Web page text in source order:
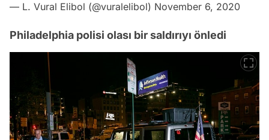
— L. Vural Elibol (@vuralelibol) November 6, 2020
Philadelphia polisi olası bir saldırıyı önledi